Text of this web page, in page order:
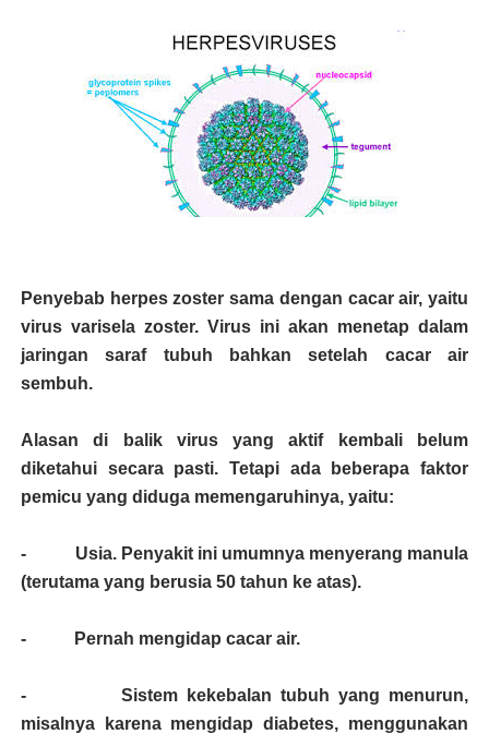
Penyebab herpes zoster sama dengan cacar air, yaitu
virus varisela zoster. Virus ini akan menetap dalam
jaringan saraf tubuh bahkan setelah cacar air
sembuh.
Alasan di balik virus yang aktif kembali belum
diketahui secara pasti. Tetapi ada beberapa faktor
pemicu yang diduga memengaruhinya, yaitu:
- Usia. Penyakit ini umumnya menyerang manula
(terutama yang berusia 50 tahun ke atas).
- Pernah mengidap cacar air.
- Sistem kekebalan tubuh yang menurun,
misalnya karena mengidap diabetes, menggunakan